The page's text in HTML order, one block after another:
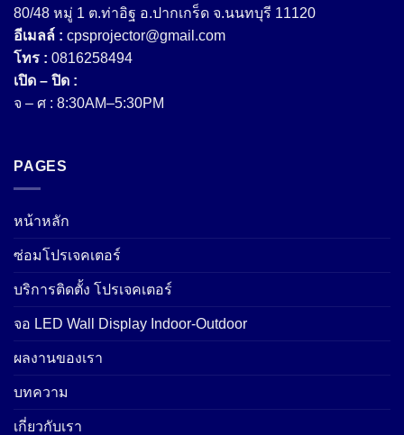
80/48 หมู่ 1 ต.ท่าอิฐ อ.ปากเกร็ด จ.นนทบุรี 11120
อีเมลล์ : cpsprojector@gmail.com
โทร : 0816258494
เปิด – ปิด :
จ – ศ : 8:30AM–5:30PM
PAGES
หน้าหลัก
ซ่อมโปรเจคเตอร์
บริการติดตั้ง โปรเจคเตอร์
จอ LED Wall Display Indoor-Outdoor
ผลงานของเรา
บทความ
เกี่ยวกับเรา